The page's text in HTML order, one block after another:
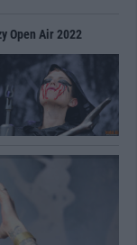
Open Air 2022